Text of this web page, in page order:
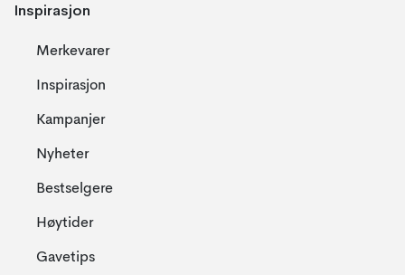
Inspirasjon
Merkevarer
Inspirasjon
Kampanjer
Nyheter
Bestselgere
Høytider
Gavetips